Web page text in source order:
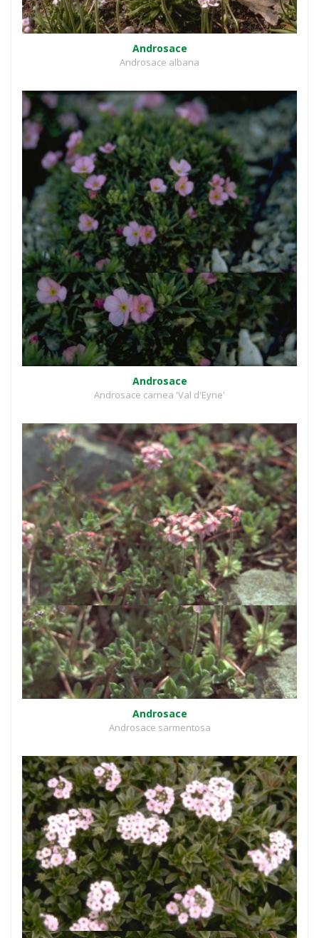
Androsace
Androsace albana
Androsace
Androsace carnea 'Val d'Eyne'
Androsace
Androsace sarmentosa